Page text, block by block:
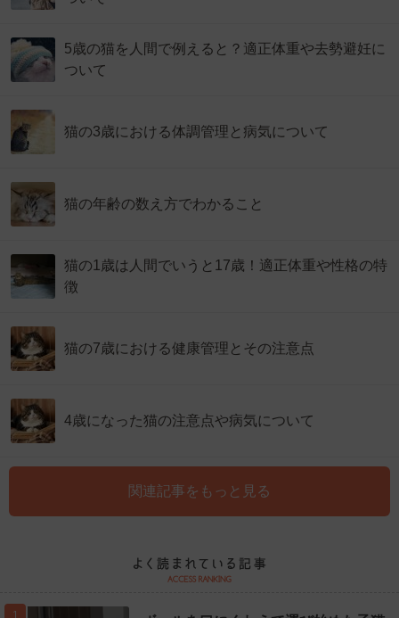
5歳の猫を人間で例えると？適正体重や去勢避妊に
ついて
猫の3歳における体調管理と病気について
猫の年齢の数え方でわかること
猫の1歳は人間でいうと17歳！適正体重や性格の特
徴
猫の7歳における健康管理とその注意点
4歳になった猫の注意点や病気について
関連記事をもっと見る